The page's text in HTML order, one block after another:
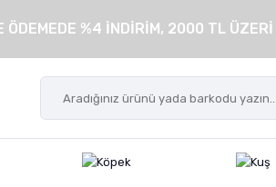
ÖDEMEDE %4 İNDİRİM, 2000 TL